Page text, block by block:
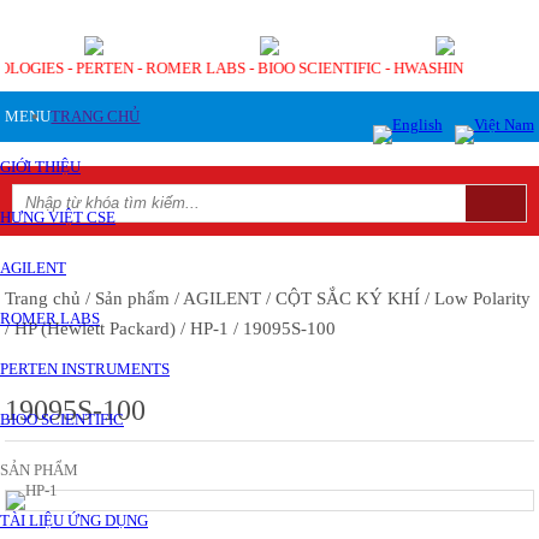
- PERTEN - ROMER LABS - BIOO SCIENTIFIC - HWASHIN
MENUTRANG CHỦ
GIỚI THIỆU
HƯNG VIỆT CSE
AGILENT
ROMER LABS
PERTEN INSTRUMENTS
BIOO SCIENTIFIC
SẢN PHẨM
TÀI LIỆU ỨNG DỤNG
Trang chủ / Sản phẩm / AGILENT / CỘT SẮC KÝ KHÍ / Low Polarity
/ HP (Hewlett Packard) / HP-1 / 19095S-100
19095S-100